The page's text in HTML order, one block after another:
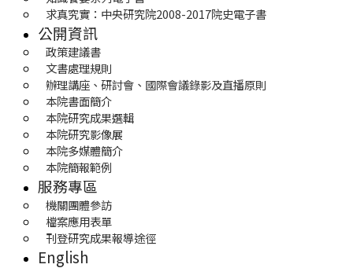
求真究實：中央研究院2008-2017院史電子書
公開資訊
政策建議書
文書處理規則
辦理講座、研討會、國際會議錄影及直播原則
本院書面簡介
本院研究成果選輯
本院研究影像展
本院多媒體簡介
本院簡報範例
服務專區
機關團體參訪
檔案應用表單
刊登研究成果報導途徑
English